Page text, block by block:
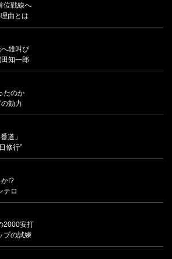
位戦線へ
由とは
へ雄叫び
田知一郎
たのか
の効力
道」
修行”
か!?
テロ
2000安打
プの試練